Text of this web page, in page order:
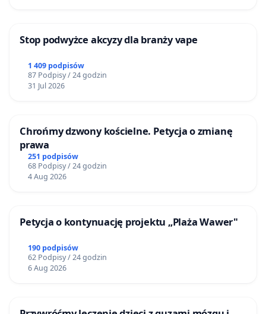
Stop podwyżce akcyzy dla branży vape
1 409 podpisów
87 Podpisy / 24 godzin
31 Jul 2026
Chrońmy dzwony kościelne. Petycja o zmianę
prawa
251 podpisów
68 Podpisy / 24 godzin
4 Aug 2026
Petycja o kontynuację projektu „Plaża Wawer"
190 podpisów
62 Podpisy / 24 godzin
6 Aug 2026